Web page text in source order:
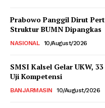
Prabowo Panggil Dirut
Struktur BUMN Dipangkas
NASIONAL 10/August/2026
SMSI Kalsel Gelar UKW,
Uji Kompetensi
BANJARMASIN 10/August/2026